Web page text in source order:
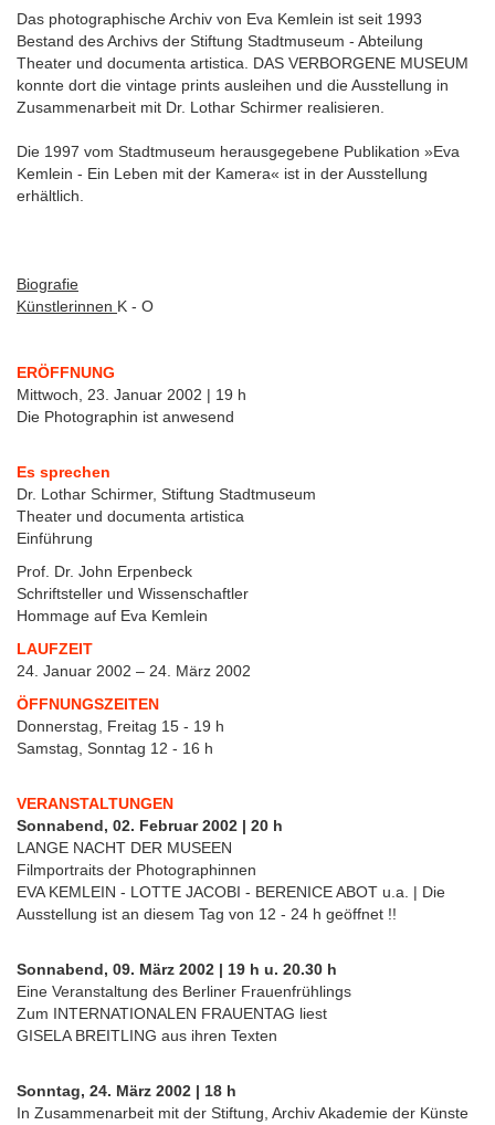
Das photographische Archiv von Eva Kemlein ist seit 1993
Bestand des Archivs der Stiftung Stadtmuseum - Abteilung
Theater und documenta artistica. DAS VERBORGENE MUSEUM
konnte dort die vintage prints ausleihen und die Ausstellung in
Zusammenarbeit mit Dr. Lothar Schirmer realisieren.
Die 1997 vom Stadtmuseum herausgegebene Publikation »Eva
Kemlein - Ein Leben mit der Kamera« ist in der Ausstellung
erhältlich.
Biografie
Künstlerinnen K - O
ERÖFFNUNG
Mittwoch, 23. Januar 2002 | 19 h
Die Photographin ist anwesend
Es sprechen
Dr. Lothar Schirmer, Stiftung Stadtmuseum
Theater und documenta artistica
Einführung
Prof. Dr. John Erpenbeck
Schriftsteller und Wissenschaftler
Hommage auf Eva Kemlein
LAUFZEIT
24. Januar 2002 – 24. März 2002
ÖFFNUNGSZEITEN
Donnerstag, Freitag 15 - 19 h
Samstag, Sonntag 12 - 16 h
VERANSTALTUNGEN
Sonnabend, 02. Februar 2002 | 20 h
LANGE NACHT DER MUSEEN
Filmportraits der Photographinnen
EVA KEMLEIN - LOTTE JACOBI - BERENICE ABOT u.a. | Die
Ausstellung ist an diesem Tag von 12 - 24 h geöffnet !!
Sonnabend, 09. März 2002 | 19 h u. 20.30 h
Eine Veranstaltung des Berliner Frauenfrühlings
Zum INTERNATIONALEN FRAUENTAG liest
GISELA BREITLING aus ihren Texten
Sonntag, 24. März 2002 | 18 h
In Zusammenarbeit mit der Stiftung, Archiv Akademie der Künste